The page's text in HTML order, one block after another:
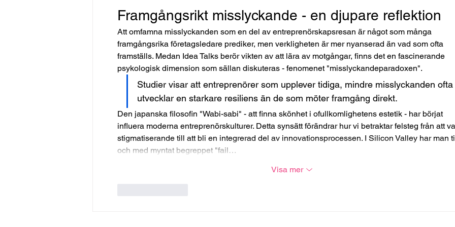
Framgångsrikt misslyckande - en djupare reflektion
Att omfamna misslyckanden som en del av entreprenörskapsresan är något som många
framgångsrika företagsledare prediker, men verkligheten är mer nyanserad än vad som ofta
framställs. Medan Idea Talks berör vikten av att lära av motgångar, finns det en fascinerande
psykologisk dimension som sällan diskuteras - fenomenet "misslyckandeparadoxen".
Studier visar att entreprenörer som upplever tidiga, mindre misslyckanden ofta
utvecklar en starkare resiliens än de som möter framgång direkt.
Den japanska filosofin "Wabi-sabi" - att finna skönhet i ofullkomlighetens estetik - har börjat
influera moderna entreprenörskulturer. Detta synsätt förändrar hur vi betraktar felsteg från att
stigmatiserande till att bli en integrerad del av innovationsprocessen. I Silicon Valley har man
och med myntat begreppet "fail…
Visa mer